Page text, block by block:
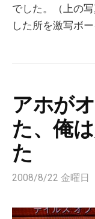
でした。（上の
した所を激写ボー
アホが
た、俺
た
2008/8/22 金曜日